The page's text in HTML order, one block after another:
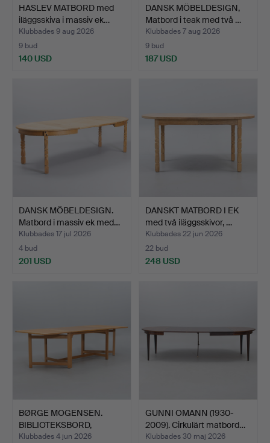
HASLEV MATBORD med
iläggsskiva i massiv ek…
Klubbades 9 aug 2026
9 bud
140 USD
DANSK MÖBELDESIGN,
Matbord i teak med två …
Klubbades 7 aug 2026
9 bud
187 USD
DANSK MÖBELDESIGN.
Matbord i massiv ek med…
Klubbades 17 jul 2026
4 bud
201 USD
DANSKT MATBORD I EK
med två iläggsskivor, …
Klubbades 22 jun 2026
22 bud
248 USD
BØRGE MOGENSEN.
BIBLIOTEKSBORD,
matbord mo…
Klubbades 4 jun 2026
GUNNI OMANN (1930-
2009). Cirkulärt matbord…
Klubbades 30 maj 2026